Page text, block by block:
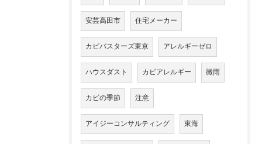
安芸高田市 住宅メーカー
カビバスターズ東京 アレルギーゼロ
ハウスダスト カビアレルギー 黴雨
カビの季節 注意
アイジーコンサルティング 東海